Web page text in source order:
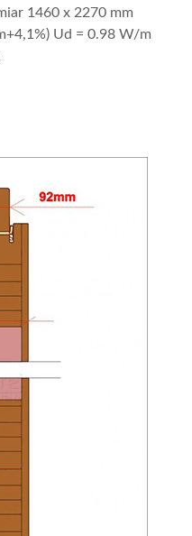
1460 x 2270 mm
Ud = 0.98 W/m